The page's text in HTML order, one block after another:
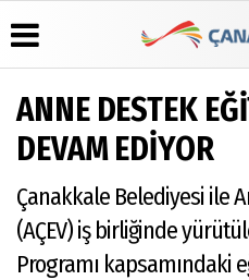
Üye Paneli
Haber
Arşivi
Gazete
Arşivi
Günün
Hava
Durumu
Gazete
Manşetleri
Anketler
Biyografiler
ANNE DESTEK
DEVAM EDİYOR
Çanakkale Belediyesi ile
(AÇEV) iş birliğinde
Programı kapsamındaki